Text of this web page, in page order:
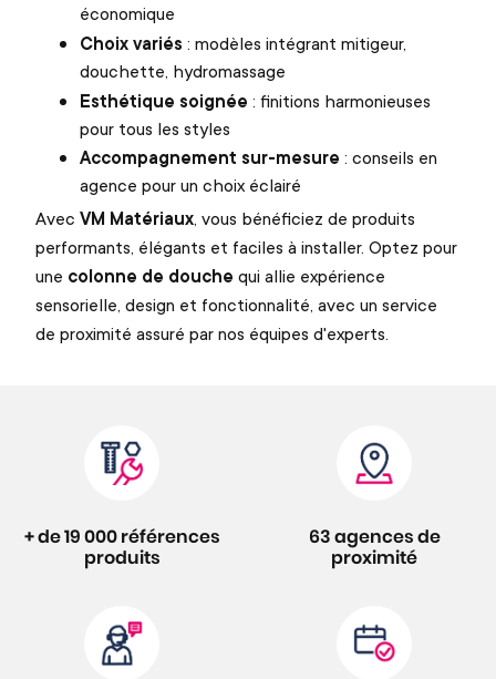
économique
Choix variés : modèles intégrant mitigeur,
douchette, hydromassage
Esthétique soignée : finitions harmonieuses
pour tous les styles
Accompagnement sur-mesure : conseils en
agence pour un choix éclairé
Avec VM Matériaux, vous bénéficiez de produits
performants, élégants et faciles à installer. Optez pour
une colonne de douche qui allie expérience
sensorielle, design et fonctionnalité, avec un service
de proximité assuré par nos équipes d'experts.
+ de 19 000 références
produits
63 agences de
proximité